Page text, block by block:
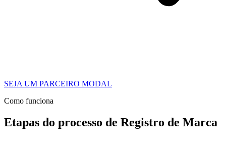
SEJA UM PARCEIRO MODAL
Como funciona
Etapas do processo de Registro de Marca